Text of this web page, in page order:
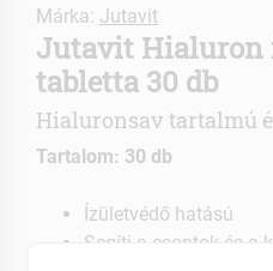
Márka: Jutavit
Jutavit Hialuron
tabletta 30 db
Hialuronsav tartalmú
Tartalom: 30 db
Ízületvédő hatású
Segíti a csontok és a